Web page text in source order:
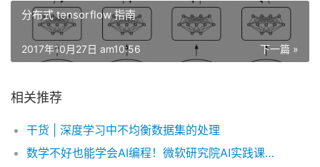
分布式 tensorflow 指南
下一篇 »
2017年10月27日 am10:56
相关推荐
干货 | 深度学习中不均衡数据集的处理
数学不好也能学会AI编程！微软研究院AI实践课程上新